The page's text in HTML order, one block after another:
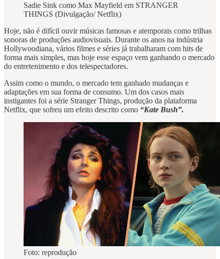
Sadie Sink como Max Mayfield em STRANGER
THINGS (Divulgação/ Netflix)
Hoje, não é difícil ouvir músicas famosas e atemporais como trilhas
sonoras de produções audiovisuais. Durante os anos na indústria
Hollywoodiana, vários filmes e séries já trabalharam com hits de
forma mais simples, mas hoje esse espaço vem ganhando o mercado
do entretenimento e dos telespectadores.
Assim como o mundo, o mercado tem ganhado mudanças e
adaptações em sua forma de consumo. Um dos casos mais
instigantes foi a série Stranger Things, produção da plataforma
Netflix, que sofreu um efeito descrito como “Kate Bush”.
Foto: reprodução